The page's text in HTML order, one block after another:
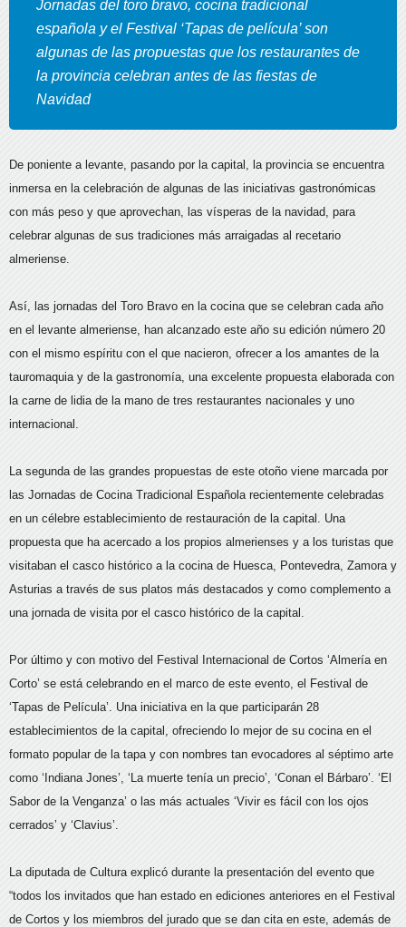
Jornadas del toro bravo, cocina tradicional
española y el Festival ‘Tapas de película’ son
algunas de las propuestas que los restaurantes de
la provincia celebran antes de las fiestas de
Navidad
De poniente a levante, pasando por la capital, la provincia se encuentra
inmersa en la celebración de algunas de las iniciativas gastronómicas
con más peso y que aprovechan, las vísperas de la navidad, para
celebrar algunas de sus tradiciones más arraigadas al recetario
almeriense.
Así, las jornadas del Toro Bravo en la cocina que se celebran cada año
en el levante almeriense, han alcanzado este año su edición número 20
con el mismo espíritu con el que nacieron, ofrecer a los amantes de la
tauromaquia y de la gastronomía, una excelente propuesta elaborada con
la carne de lidia de la mano de tres restaurantes nacionales y uno
internacional.
La segunda de las grandes propuestas de este otoño viene marcada por
las Jornadas de Cocina Tradicional Española recientemente celebradas
en un célebre establecimiento de restauración de la capital. Una
propuesta que ha acercado a los propios almerienses y a los turistas que
visitaban el casco histórico a la cocina de Huesca, Pontevedra, Zamora y
Asturias a través de sus platos más destacados y como complemento a
una jornada de visita por el casco histórico de la capital.
Por último y con motivo del Festival Internacional de Cortos ‘Almería en
Corto’ se está celebrando en el marco de este evento, el Festival de
‘Tapas de Película’. Una iniciativa en la que participarán 28
establecimientos de la capital, ofreciendo lo mejor de su cocina en el
formato popular de la tapa y con nombres tan evocadores al séptimo arte
como ‘Indiana Jones’, ‘La muerte tenía un precio’, ‘Conan el Bárbaro’. ‘El
Sabor de la Venganza’ o las más actuales ‘Vivir es fácil con los ojos
cerrados’ y ‘Clavius’.
La diputada de Cultura explicó durante la presentación del evento que
“todos los invitados que han estado en ediciones anteriores en el Festival
de Cortos y los miembros del jurado que se dan cita en este, además de